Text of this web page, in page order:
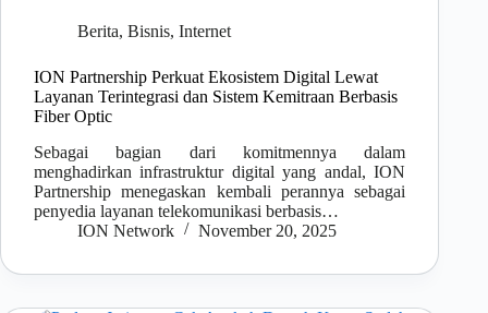
Berita, Bisnis, Internet
ION Partnership Perkuat Ekosistem Digital Lewat
Layanan Terintegrasi dan Sistem Kemitraan Berbasis
Fiber Optic
Sebagai bagian dari komitmennya dalam
menghadirkan infrastruktur digital yang andal, ION
Partnership menegaskan kembali perannya sebagai
penyedia layanan telekomunikasi berbasis…
ION Network
November 20, 2025